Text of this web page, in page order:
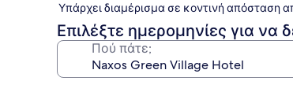
Υπάρχει διαμέρισμα σε κοντινή απόσταση
Επιλέξτε ημερομηνίες για να
Πού πάτε;